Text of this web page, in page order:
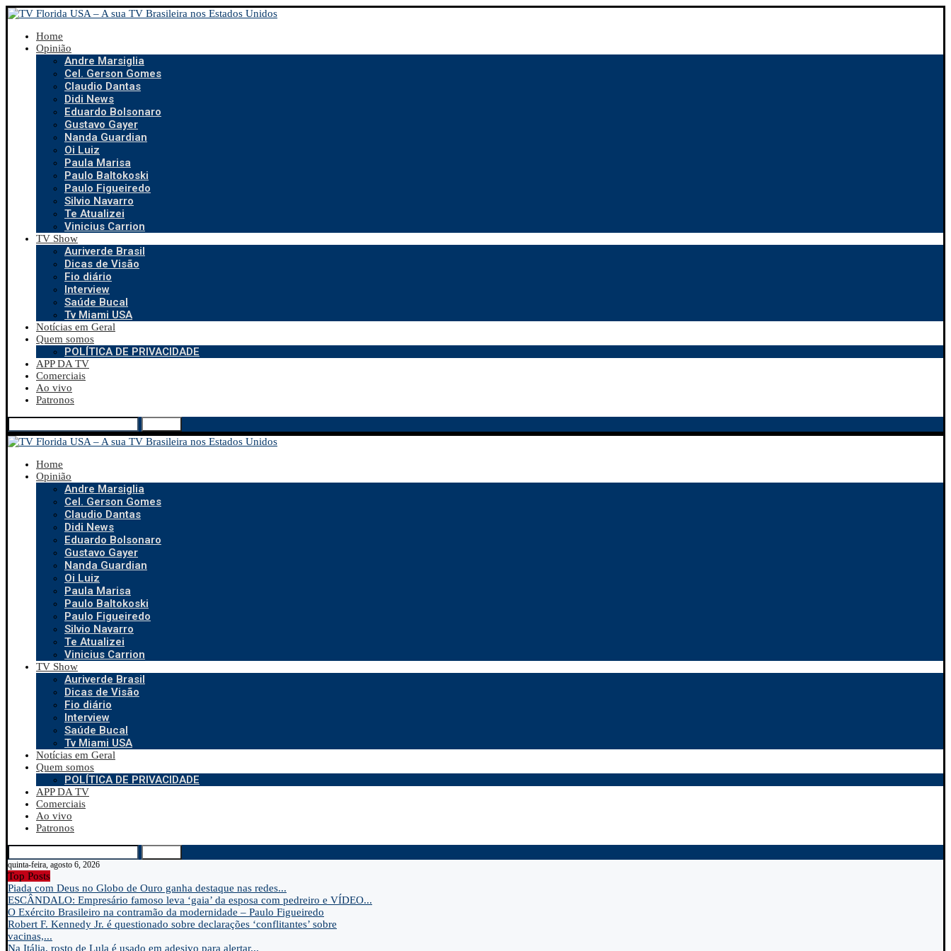
Home
Opinião
Andre Marsiglia
Cel. Gerson Gomes
Claudio Dantas
Didi News
Eduardo Bolsonaro
Gustavo Gayer
Nanda Guardian
Oi Luiz
Paula Marisa
Paulo Baltokoski
Paulo Figueiredo
Silvio Navarro
Te Atualizei
Vinicius Carrion
TV Show
Auriverde Brasil
Dicas de Visão
Fio diário
Interview
Saúde Bucal
Tv Miami USA
Notícias em Geral
Quem somos
POLÍTICA DE PRIVACIDADE
APP DA TV
Comerciais
Ao vivo
Patronos
Home
Opinião
Andre Marsiglia
Cel. Gerson Gomes
Claudio Dantas
Didi News
Eduardo Bolsonaro
Gustavo Gayer
Nanda Guardian
Oi Luiz
Paula Marisa
Paulo Baltokoski
Paulo Figueiredo
Silvio Navarro
Te Atualizei
Vinicius Carrion
TV Show
Auriverde Brasil
Dicas de Visão
Fio diário
Interview
Saúde Bucal
Tv Miami USA
Notícias em Geral
Quem somos
POLÍTICA DE PRIVACIDADE
APP DA TV
Comerciais
Ao vivo
Patronos
quinta-feira, agosto 6, 2026
Top Posts
Piada com Deus no Globo de Ouro ganha destaque nas redes...
ESCÂNDALO: Empresário famoso leva ‘gaia’ da esposa com pedreiro e VÍDEO...
O Exército Brasileiro na contramão da modernidade – Paulo Figueiredo
Robert F. Kennedy Jr. é questionado sobre declarações ‘conflitantes’ sobre
vacinas,...
Na Itália, rosto de Lula é usado em adesivo para alertar...